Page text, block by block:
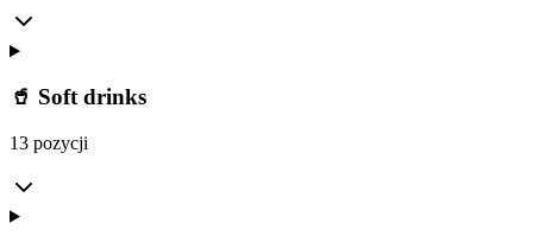
🥤 Soft drinks
13 pozycji